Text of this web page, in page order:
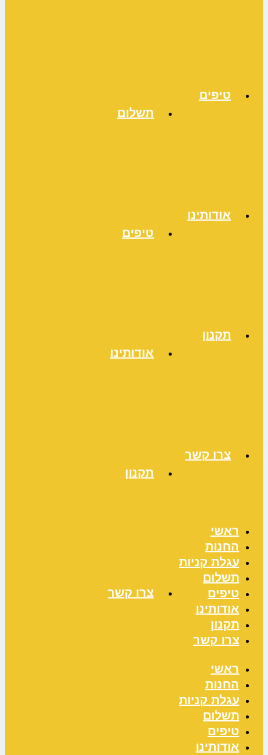
טיפים
אודותינו
תקנון
צרו קשר
ראשי
החנות
עגלת קניות
תשלום
טיפים
אודותינו
תקנון
צרו קשר
תשלום
טיפים
אודותינו
תקנון
צרו קשר
ראשי
החנות
עגלת קניות
תשלום
טיפים
אודותינו